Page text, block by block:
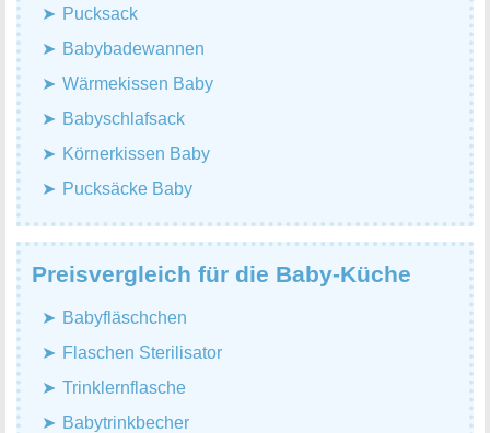
Pucksack
Babybadewannen
Wärmekissen Baby
Babyschlafsack
Körnerkissen Baby
Pucksäcke Baby
Preisvergleich für die Baby-Küche
Babyfläschchen
Flaschen Sterilisator
Trinklernflasche
Babytrinkbecher